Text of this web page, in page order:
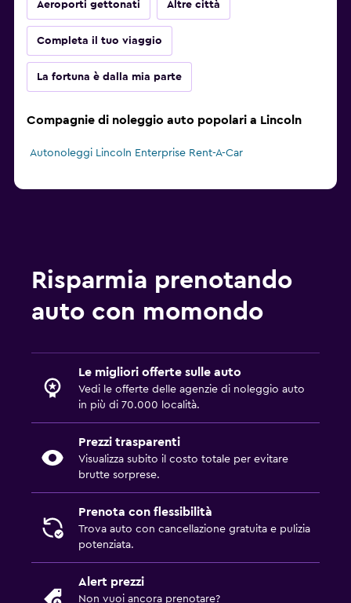
Aeroporti gettonati Altre città
Completa il tuo viaggio
La fortuna è dalla mia parte
Compagnie di noleggio auto popolari a Lincoln
Autonoleggi Lincoln Enterprise Rent-A-Car
Risparmia prenotando
auto con momondo
Le migliori offerte sulle auto
Vedi le offerte delle agenzie di noleggio auto
in più di 70.000 località.
Prezzi trasparenti
Visualizza subito il costo totale per evitare
brutte sorprese.
Prenota con flessibilità
Trova auto con cancellazione gratuita e pulizia
potenziata.
Alert prezzi
Non vuoi ancora prenotare?